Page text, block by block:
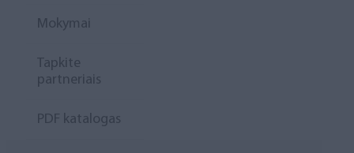
Mokymai
Tapkite
partneriais
PDF katalogas